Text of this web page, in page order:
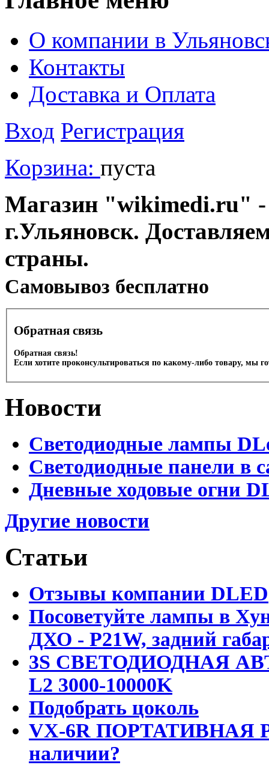
О компании в
Контакты
Доставка и Оплата
Вход Регистрация
Корзина: пуста
Магазин "wikimedi.ru" -
г.Ульяновск.
страны.
Cамовывоз бесплатно
Обратная связь
Обратная связь!
Если хотите проконсультироваться по какому-либо товару, мы
Новости
Светодиодные лампы
Светодиодные панели в
Дневные ходовые огни
Другие новости
Статьи
Отзывы компании DLED
Посоветуйте лампы в
ДХО - P21W, задний
3S СВЕТОДИОДНАЯ
L2 3000-10000K
Подобрать цоколь
VX-6R ПОРТАТИВНАЯ
наличии?